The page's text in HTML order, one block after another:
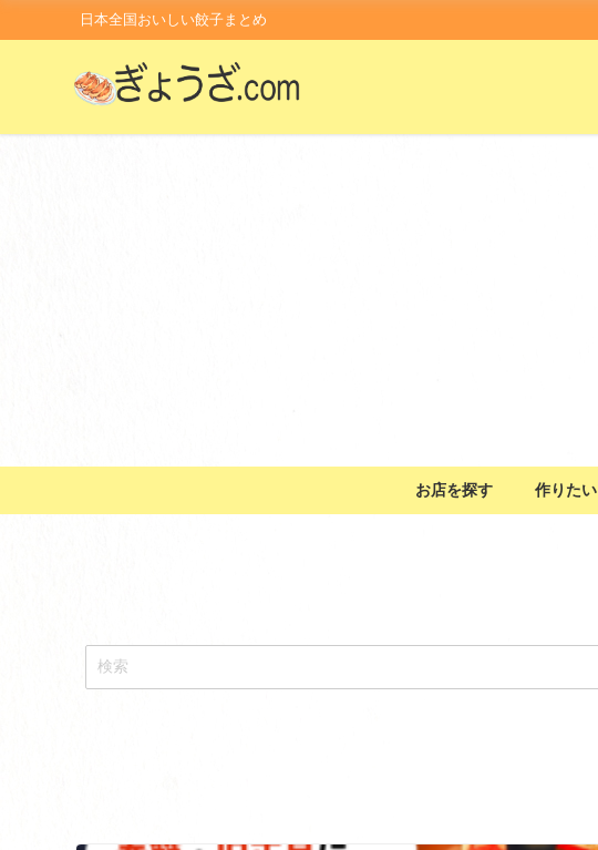
日本全国おいしい餃子まとめ
お店を探す 作りたい